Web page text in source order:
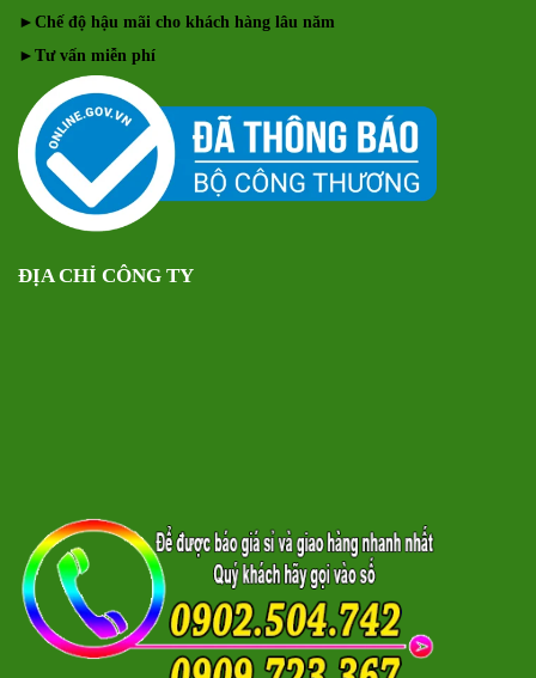
► Chế độ hậu mãi cho khách hàng lâu năm
► Tư vấn miễn phí
ĐỊA CHỈ CÔNG TY